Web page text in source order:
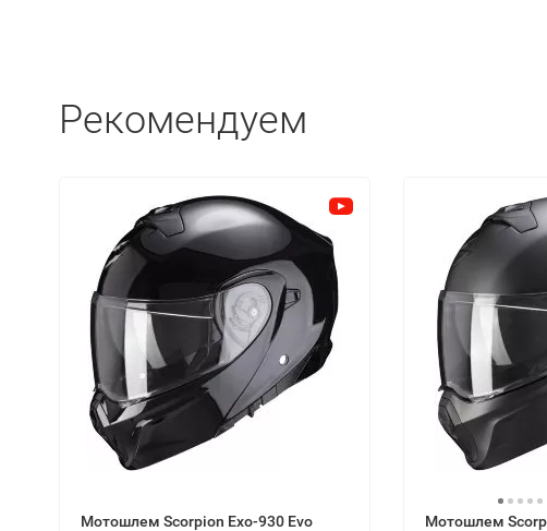
Рекомендуем
Мотошлем Scorpion Exo-930 Evo
Мотошлем